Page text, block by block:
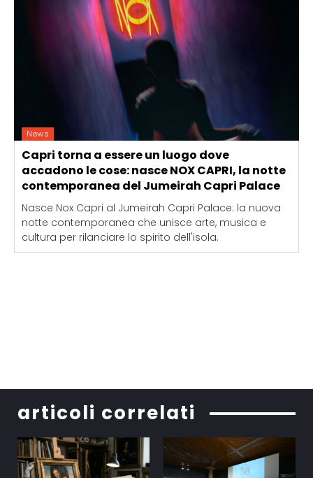
News
Capri torna a essere un luogo dove
accadono le cose: nasce NOX CAPRI, la notte
contemporanea del Jumeirah Capri Palace
Nasce Nox Capri al Jumeirah Capri Palace: la nuova
notte contemporanea che unisce arte, musica e
cultura per rilanciare lo spirito dell'isola.
articoli correlati